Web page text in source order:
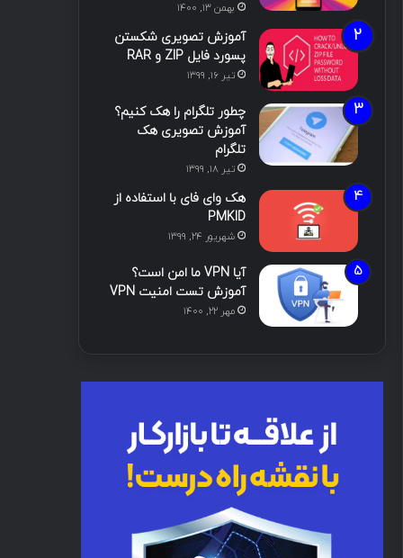
بهمن ۱۳, ۱۴۰۰
آموزش تصویری شکستن
پسورد فایل ZIP و RAR
تیر ۱۶, ۱۳۹۹
چطور تلگرام را هک کنیم؟
آموزش تصویری هک
تلگرام
تیر ۱۸, ۱۳۹۹
هک وای فای با استفاده از
PMKID
شهریور ۲۴, ۱۳۹۹
آیا VPN ما امن است؟
آموزش تست امنیت VPN
مهر ۲۲, ۱۴۰۰